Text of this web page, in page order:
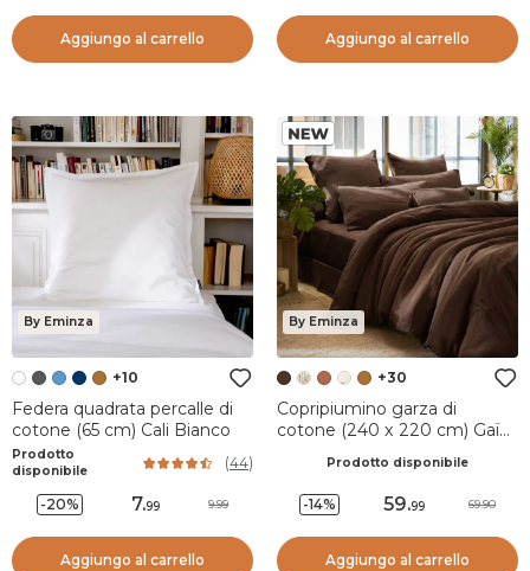
Aggiungo al carrello Aggiungo al carrello
By Eminza
+10
Federa quadrata percalle di
cotone (65 cm) Cali Bianco
Prodotto
disponibile
(44)
-20% 7.99 9.99
Aggiungo al carrello
By Eminza
+30
Copripiumino garza di
cotone (240 x 220 cm) Gaïa
Prodotto disponibile
-14% 59.99 69.90
Aggiungo al carrello